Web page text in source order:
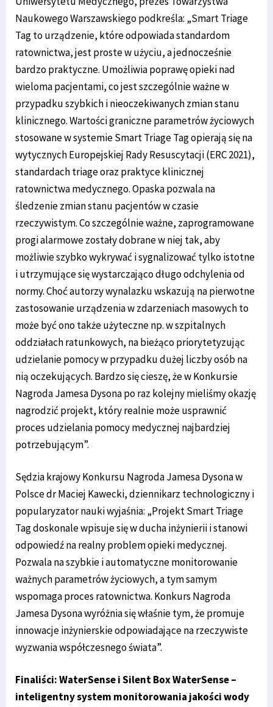
Naukowego Warszawskiego podkreśla: „Smart Triage
Tag to urządzenie, które odpowiada standardom
ratownictwa, jest proste w użyciu, a jednocześnie
bardzo praktyczne. Umożliwia poprawę opieki nad
wieloma pacjentami, co jest szczególnie ważne w
przypadku szybkich i nieoczekiwanych zmian stanu
klinicznego. Wartości graniczne parametrów życiowych
stosowane w systemie Smart Triage Tag opierają się na
wytycznych Europejskiej Rady Resuscytacji (ERC 2021),
standardach triage oraz praktyce klinicznej
ratownictwa medycznego. Opaska pozwala na
śledzenie zmian stanu pacjentów w czasie
rzeczywistym. Co szczególnie ważne, zaprogramowane
progi alarmowe zostały dobrane w niej tak, aby
możliwie szybko wykrywać i sygnalizować tylko istotne
i utrzymujące się wystarczająco długo odchylenia od
normy. Choć autorzy wynalazku wskazują na pierwotne
zastosowanie urządzenia w zdarzeniach masowych to
może być ono także użyteczne np. w szpitalnych
oddziałach ratunkowych, na bieżąco priorytetyzując
udzielanie pomocy w przypadku dużej liczby osób na
nią oczekujących. Bardzo się cieszę, że w Konkursie
Nagroda Jamesa Dysona po raz kolejny mieliśmy okazję
nagrodzić projekt, który realnie może usprawnić
proces udzielania pomocy medycznej najbardziej
potrzebującym”.
Sędzia krajowy Konkursu Nagroda Jamesa Dysona w
Polsce dr Maciej Kawecki, dziennikarz technologiczny i
popularyzator nauki wyjaśnia: „Projekt Smart Triage
Tag doskonale wpisuje się w ducha inżynierii i stanowi
odpowiedź na realny problem opieki medycznej.
Pozwala na szybkie i automatyczne monitorowanie
ważnych parametrów życiowych, a tym samym
wspomaga proces ratownictwa. Konkurs Nagroda
Jamesa Dysona wyróżnia się właśnie tym, że promuje
innowacje inżynierskie odpowiadające na rzeczywiste
wyzwania współczesnego świata”.
Finaliści: WaterSense i Silent Box WaterSense –
inteligentny system monitorowania jakości wody